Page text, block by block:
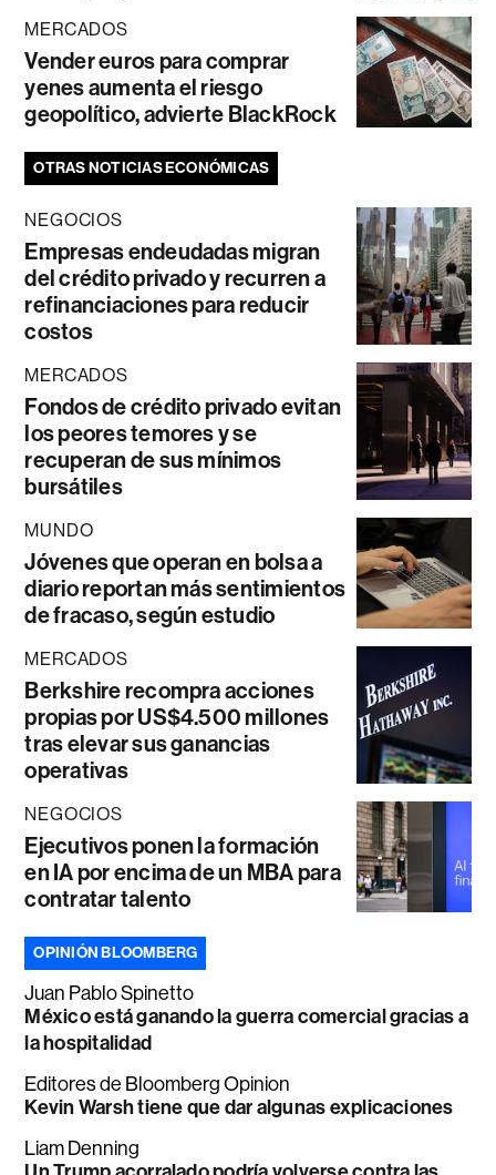
MERCADOS
Vender euros para comprar
yenes aumenta el riesgo
geopolítico, advierte BlackRock
OTRAS NOTICIAS ECONÓMICAS
NEGOCIOS
Empresas endeudadas migran
del crédito privado y recurren a
refinanciaciones para reducir
costos
MERCADOS
Fondos de crédito privado evitan
los peores temores y se
recuperan de sus mínimos
bursátiles
MUNDO
Jóvenes que operan en bolsa a
diario reportan más sentimientos
de fracaso, según estudio
MERCADOS
Berkshire recompra acciones
propias por US$4.500 millones
tras elevar sus ganancias
operativas
NEGOCIOS
Ejecutivos ponen la formación
en IA por encima de un MBA para
contratar talento
OPINIÓN BLOOMBERG
Juan Pablo Spinetto
México está ganando la guerra comercial gracias a
la hospitalidad
Editores de Bloomberg Opinion
Kevin Warsh tiene que dar algunas explicaciones
Liam Denning